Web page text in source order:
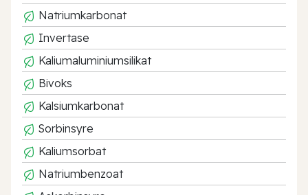
Natriumkarbonat
Invertase
Kaliumaluminiumsilikat
Bivoks
Kalsiumkarbonat
Sorbinsyre
Kaliumsorbat
Natriumbenzoat